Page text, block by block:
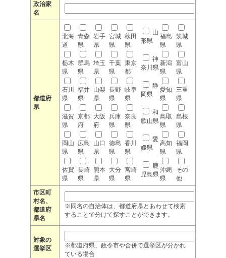
政治家
名
都道府
県
北海
道
青森
県
岩手
県
宮城
県
秋田
県
山
形県
福島
県
茨城
県
栃木
県
群馬
県
埼玉
県
千葉
県
東京
都
神
奈川県
新潟
県
富山
県
石川
県
福井
県
山梨
県
長野
県
岐阜
県
静
岡県
愛知
県
三重
県
滋賀
県
京都
府
大阪
府
兵庫
県
奈良
県
和
歌山県
鳥取
県
島根
県
岡山
県
広島
県
山口
県
徳島
県
香川
県
愛
媛県
高知
県
福岡
県
佐賀
県
長崎
県
熊本
県
大分
県
宮崎
県
鹿
児島県
沖縄
県
その
他
市区町
村名、
都道府
県名
※同名の自治体は、都道府県とあわせて検索
することで分けて探すことができます。
対象の
選挙区
※都道府県、政令市や合併で選挙区が分かれ
ている場合